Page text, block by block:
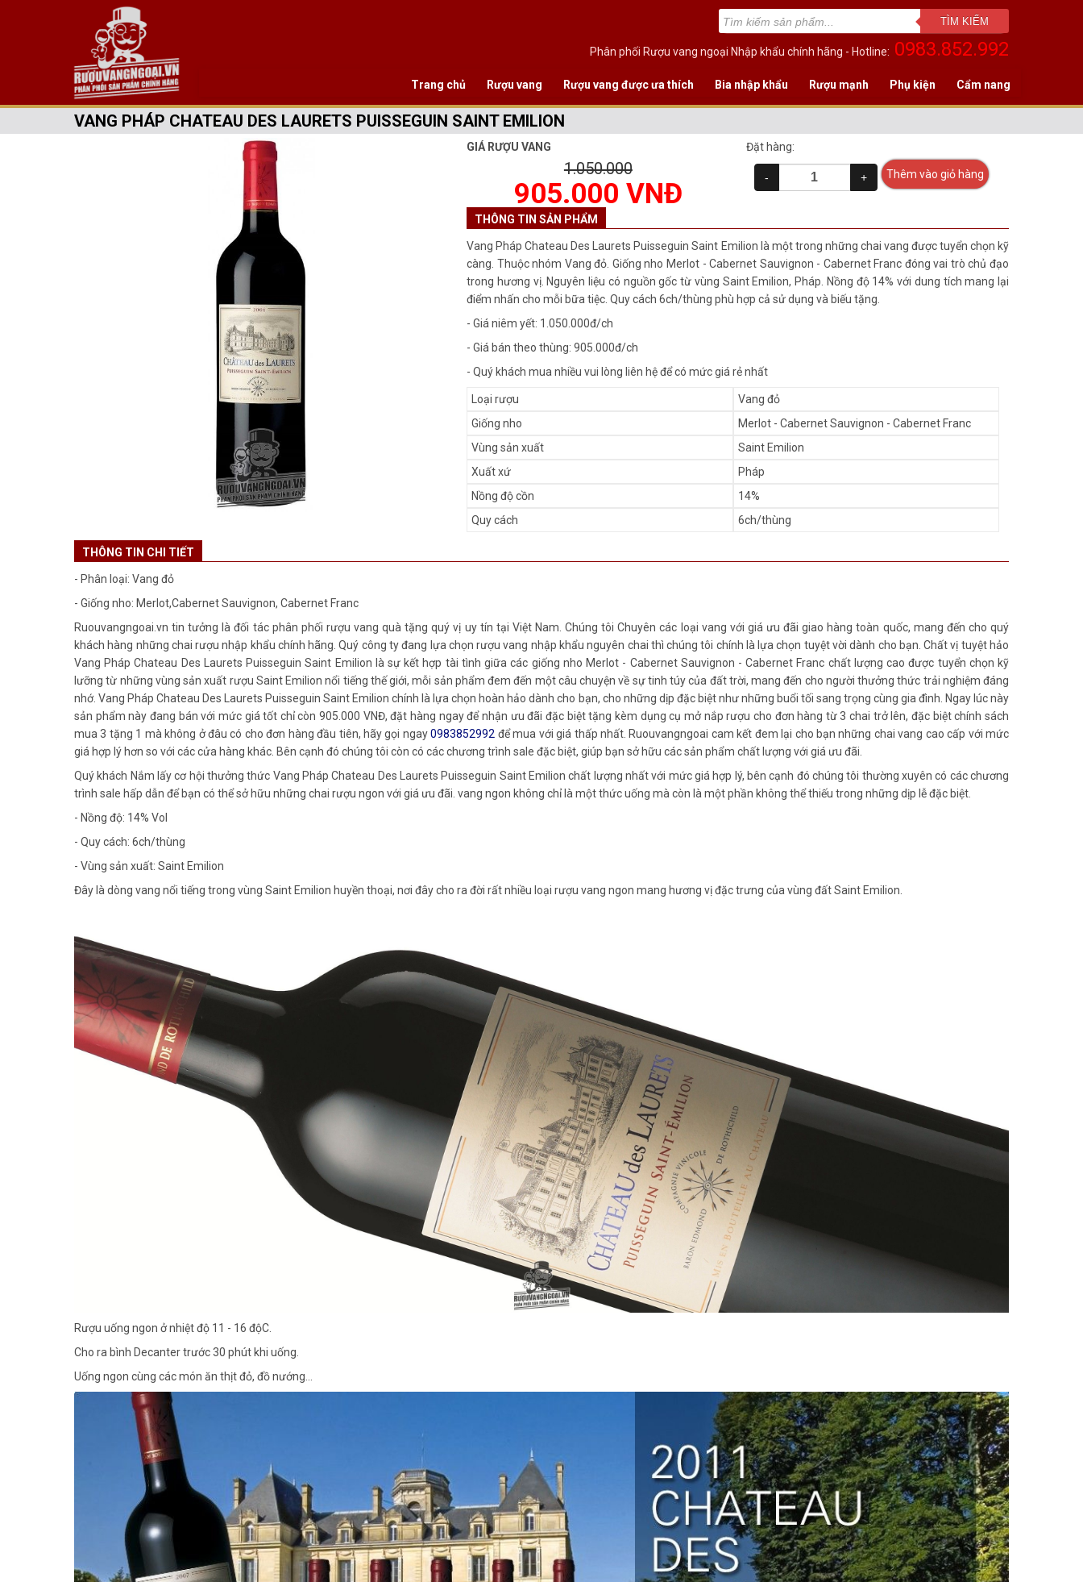
TÌM KIẾM
Phân phối Rượu vang ngoại Nhập khẩu chính hãng - Hotline: 0983.852.992
Trang chủ Rượu vang Rượu vang được ưa thích Bia nhập khẩu Rượu mạnh Phụ kiện Cẩm nang
VANG PHÁP CHATEAU DES LAURETS PUISSEGUIN SAINT EMILION
GIÁ RƯỢU VANG
1.050.000
905.000 VNĐ
Đặt hàng:
- + Thêm vào giỏ hàng
THÔNG TIN SẢN PHẨM
Vang Pháp Chateau Des Laurets Puisseguin Saint Emilion là một trong những chai vang được tuyển chọn kỹ
càng. Thuộc nhóm Vang đỏ. Giống nho Merlot - Cabernet Sauvignon - Cabernet Franc đóng vai trò chủ đạo
trong hương vị. Nguyên liệu có nguồn gốc từ vùng Saint Emilion, Pháp. Nồng độ 14% với dung tích mang lại
điểm nhấn cho mỗi bữa tiệc. Quy cách 6ch/thùng phù hợp cả sử dụng và biếu tặng.
- Giá niêm yết: 1.050.000đ/ch
- Giá bán theo thùng: 905.000đ/ch
- Quý khách mua nhiều vui lòng liên hệ để có mức giá rẻ nhất
Loại rượu
Vang đỏ
Giống nho
Merlot - Cabernet Sauvignon - Cabernet Franc
Vùng sản xuất
Saint Emilion
Xuất xứ
Pháp
Nồng độ cồn
14%
Quy cách
6ch/thùng
THÔNG TIN CHI TIẾT
- Phân loại: Vang đỏ
- Giống nho: Merlot,Cabernet Sauvignon, Cabernet Franc
Ruouvangngoai.vn tin tưởng là đối tác phân phối rượu vang quà tặng quý vị uy tín tại Việt Nam. Chúng tôi Chuyên các loại vang với giá ưu đãi giao hàng toàn quốc, mang đến cho quý
khách hàng những chai rượu nhập khẩu chính hãng. Quý công ty đang lựa chọn rượu vang nhập khẩu nguyên chai thì chúng tôi chính là lựa chọn tuyệt vời dành cho bạn. Chất vị tuyệt hảo
Vang Pháp Chateau Des Laurets Puisseguin Saint Emilion là sự kết hợp tài tình giữa các giống nho Merlot - Cabernet Sauvignon - Cabernet Franc chất lượng cao được tuyển chọn kỹ
lưỡng từ những vùng sản xuất rượu Saint Emilion nổi tiếng thế giới, mỗi sản phẩm đem đến một câu chuyện về sự tinh túy của đất trời, mang đến cho người thưởng thức trải nghiệm đáng
nhớ. Vang Pháp Chateau Des Laurets Puisseguin Saint Emilion chính là lựa chọn hoàn hảo dành cho bạn, cho những dịp đặc biệt như những buổi tối sang trọng cùng gia đình. Ngay lúc này
sản phẩm này đang bán với mức giá tốt chỉ còn 905.000 VNĐ, đặt hàng ngay để nhận ưu đãi đặc biệt tặng kèm dụng cụ mở nắp rượu cho đơn hàng từ 3 chai trở lên, đặc biệt chính sách
mua 3 tặng 1 mà không ở đâu có cho đơn hàng đầu tiên, hãy gọi ngay0983852992 để mua với giá thấp nhất. Ruouvangngoai cam kết đem lại cho bạn những chai vang cao cấp với mức
giá hợp lý hơn so với các cửa hàng khác. Bên cạnh đó chúng tôi còn có các chương trình sale đặc biệt, giúp bạn sở hữu các sản phẩm chất lượng với giá ưu đãi.
Quý khách Nắm lấy cơ hội thưởng thức Vang Pháp Chateau Des Laurets Puisseguin Saint Emilion chất lượng nhất với mức giá hợp lý, bên cạnh đó chúng tôi thường xuyên có các chương
trình sale hấp dẫn để bạn có thể sở hữu những chai rượu ngon với giá ưu đãi. vang ngon không chỉ là một thức uống mà còn là một phần không thể thiếu trong những dịp lễ đặc biệt.
- Nồng độ: 14% Vol
- Quy cách: 6ch/thùng
- Vùng sản xuất: Saint Emilion
Đây là dòng vang nổi tiếng trong vùng Saint Emilion huyền thoại, nơi đây cho ra đời rất nhiều loại rượu vang ngon mang hương vị đặc trưng của vùng đất Saint Emilion.
Rượu uống ngon ở nhiệt độ 11 - 16 độC.
Cho ra bình Decanter trước 30 phút khi uống.
Uống ngon cùng các món ăn thịt đỏ, đồ nướng...